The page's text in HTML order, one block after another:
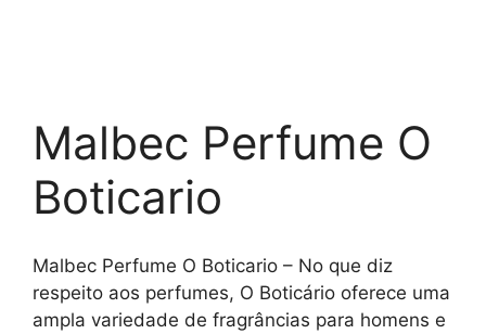
Malbec Perfume O
Boticario
Malbec Perfume O Boticario – No que diz
respeito aos perfumes, O Boticário oferece uma
ampla variedade de fragrâncias para homens e